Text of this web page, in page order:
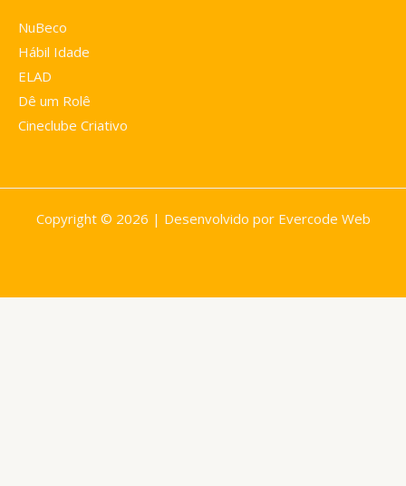
NuBeco
Hábil Idade
ELAD
Dê um Rolê
Cineclube Criativo
Copyright © 2026 | Desenvolvido por Evercode Web